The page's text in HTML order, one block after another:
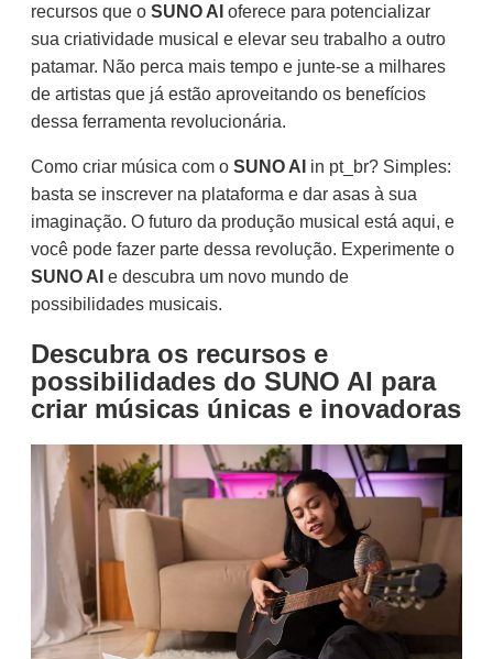
recursos que o SUNO AI oferece para potencializar
sua criatividade musical e elevar seu trabalho a outro
patamar. Não perca mais tempo e junte-se a milhares
de artistas que já estão aproveitando os benefícios
dessa ferramenta revolucionária.
Como criar música com o SUNO AI in pt_br? Simples:
basta se inscrever na plataforma e dar asas à sua
imaginação. O futuro da produção musical está aqui, e
você pode fazer parte dessa revolução. Experimente o
SUNO AI e descubra um novo mundo de
possibilidades musicais.
Descubra os recursos e
possibilidades do SUNO AI para
criar músicas únicas e inovadoras